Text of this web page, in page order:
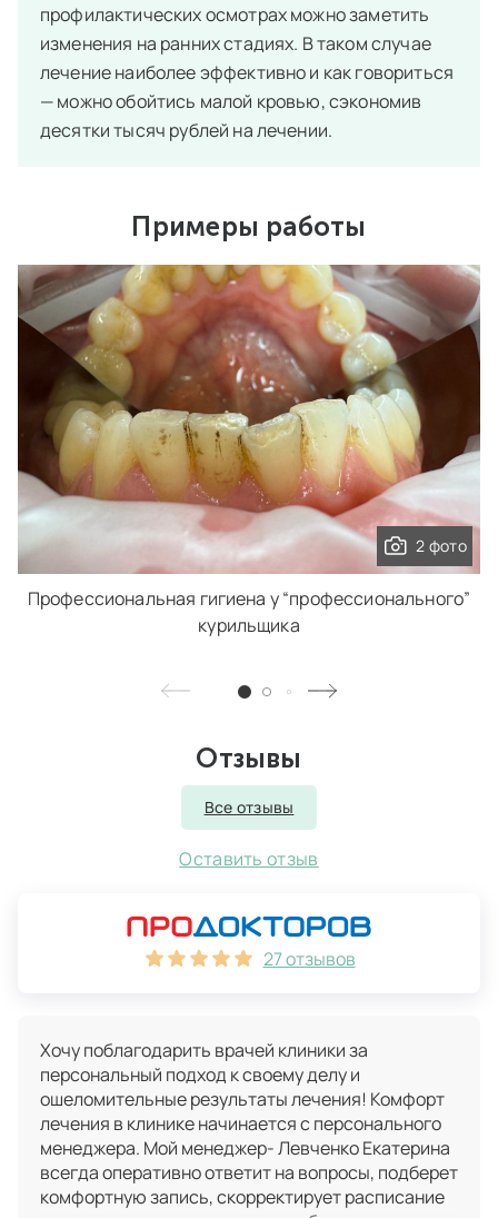
профилактических осмотрах можно заметить
изменения на ранних стадиях. В таком случае
лечение наиболее эффективно и как говориться
— можно обойтись малой кровью, сэкономив
десятки тысяч рублей на лечении.
Примеры работы
2 фото
Профессиональная гигиена у “профессионального”
курильщика
Отзывы
Все отзывы
Оставить отзыв
27 отзывов
Хочу поблагодарить врачей клиники за
персональный подход к своему делу и
ошеломительные результаты лечения! Комфорт
лечения в клинике начинается с персонального
менеджера. Мой менеджер- Левченко Екатерина
всегда оперативно ответит на вопросы, подберет
комфортную запись, скорректирует расписание